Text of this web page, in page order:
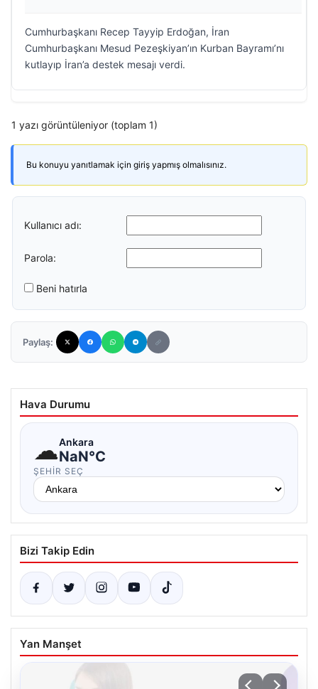
Cumhurbaşkanı Recep Tayyip Erdoğan, İran
Cumhurbaşkanı Mesud Pezeşkiyan’ın Kurban Bayramı’nı
kutlayıp İran’a destek mesajı verdi.
1 yazı görüntüleniyor (toplam 1)
Bu konuyu yanıtlamak için giriş yapmış olmalısınız.
Kullanıcı adı:
Parola:
Beni hatırla
Paylaş:
Hava Durumu
☁Ankara
NaN°C
ŞEHIR SEÇ
Bizi Takip Edin
Yan Manşet